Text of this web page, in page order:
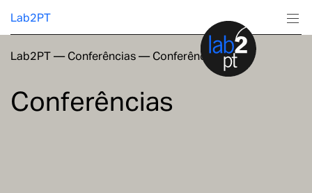
Lab2PT
Investigação
Lab2PT— Conferências—Conferências
Conferências